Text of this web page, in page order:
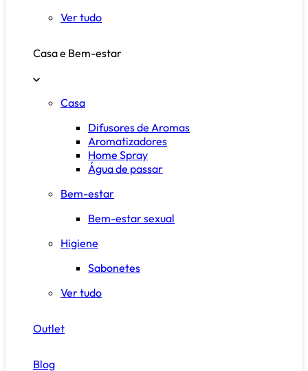
Ver tudo
Casa e Bem-estar
Casa
Difusores de Aromas
Aromatizadores
Home Spray
Água de passar
Bem-estar
Bem-estar sexual
Higiene
Sabonetes
Ver tudo
Outlet
Blog